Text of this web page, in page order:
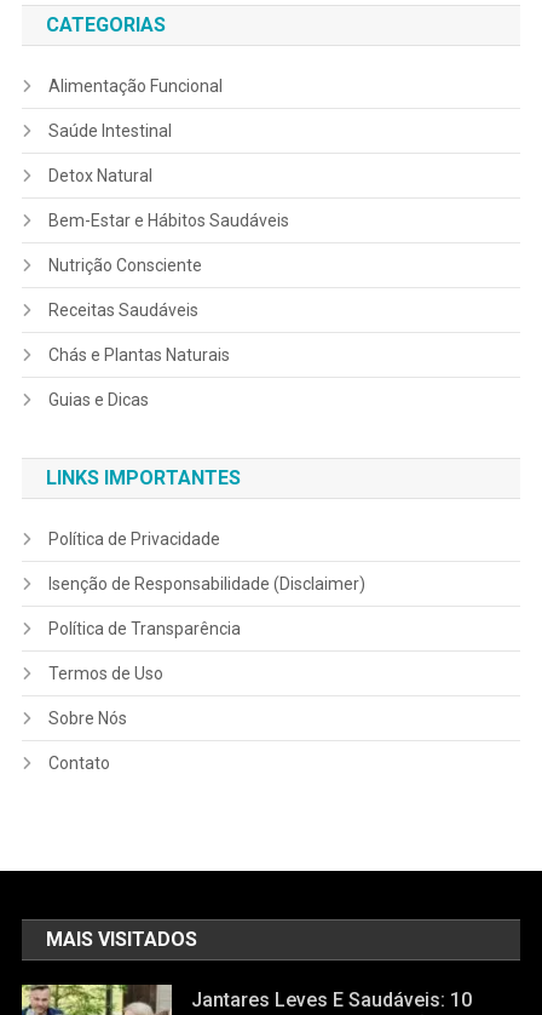
CATEGORIAS
Alimentação Funcional
Saúde Intestinal
Detox Natural
Bem-Estar e Hábitos Saudáveis
Nutrição Consciente
Receitas Saudáveis
Chás e Plantas Naturais
Guias e Dicas
LINKS IMPORTANTES
Política de Privacidade
Isenção de Responsabilidade (Disclaimer)
Política de Transparência
Termos de Uso
Sobre Nós
Contato
MAIS VISITADOS
Jantares Leves E Saudáveis: 10